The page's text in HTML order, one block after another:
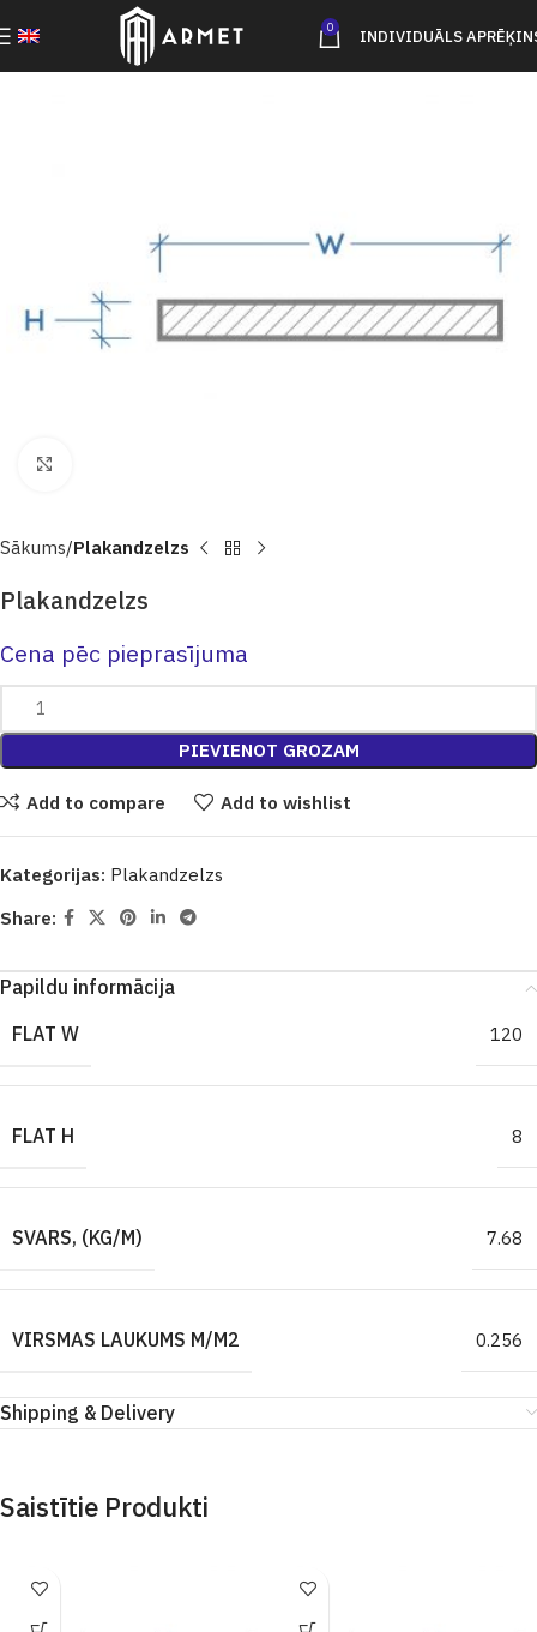
0 INDIVIDUĀLS
Sākums Plakandzelzs
Plakandzelzs
Cena pēc pieprasījuma
PIEVIENOT GROZAM
Add to compare Add to wishlist
Kategorijas: Plakandzelzs
Share:
Papildu informācija
FLAT W
120
FLAT H 8
SVARS, (KG/M) 7.68
VIRSMAS LAUKUMS M/M2 0.256
Shipping & Delivery
Saistītie Produkti